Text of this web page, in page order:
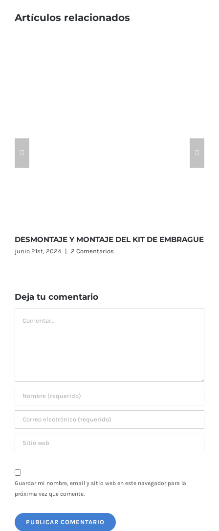
Artículos relacionados
DESMONTAJE Y MONTAJE DEL KIT DE EMBRAGUE
junio 21st, 2024 | 2 Comentarios
Deja tu comentario
Guardar mi nombre, email y sitio web en este navegador para la
próxima vez que comente.